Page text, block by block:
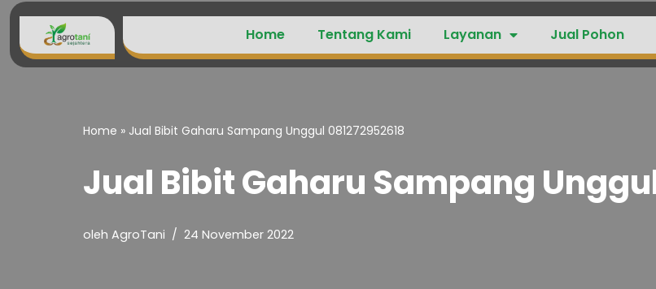
Lompat
ke
Home Tentang Kami Layanan Jual Pohon
Home » Jual Bibit Gaharu Sampang Unggul 081272952618
Jual Bibit Gaharu Sampang
oleh AgroTani 24 November 2022